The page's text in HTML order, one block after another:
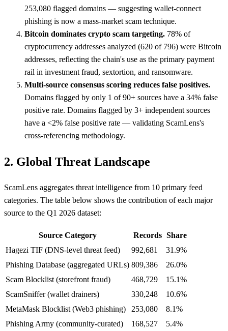
253,080 flagged domains — suggesting wallet-connect
phishing is now a mass-market scam technique.
Bitcoin dominates crypto scam targeting. 78% of
cryptocurrency addresses analyzed (620 of 796) were Bitcoin
addresses, reflecting the chain's use as the primary payment
rail in investment fraud, sextortion, and ransomware.
Multi-source consensus scoring reduces false positives.
Domains flagged by only 1 of 90+ sources have a 34% false
positive rate. Domains flagged by 3+ independent sources
have a <2% false positive rate — validating ScamLens's
cross-referencing methodology.
2. Global Threat Landscape
ScamLens aggregates threat intelligence from 10 primary feed
categories. The table below shows the contribution of each major
source to the Q1 2026 dataset:
Source Category Records Share
Hagezi TIF (DNS-level threat feed)
992,681
31.9%
Phishing Database (aggregated URLs) 809,386
26.0%
Scam Blocklist (storefront fraud)
468,729
15.1%
ScamSniffer (wallet drainers)
330,248
10.6%
MetaMask Blocklist (Web3 phishing)
253,080
8.1%
Phishing Army (community-curated)
168,527
5.4%